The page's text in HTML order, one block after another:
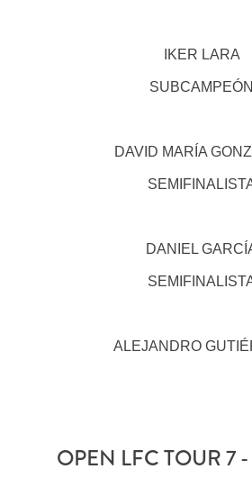
IKER LARA
SUBCAMPEÓN
DAVID MARÍA
DANIEL
ALEJANDRO
OPEN LFC TOUR 7